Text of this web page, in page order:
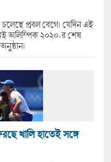
প্রবল বেগে। যেদিন এই
অলিম্পিক ২০২০-র শেষ
খালি হাতেই সঙ্গে